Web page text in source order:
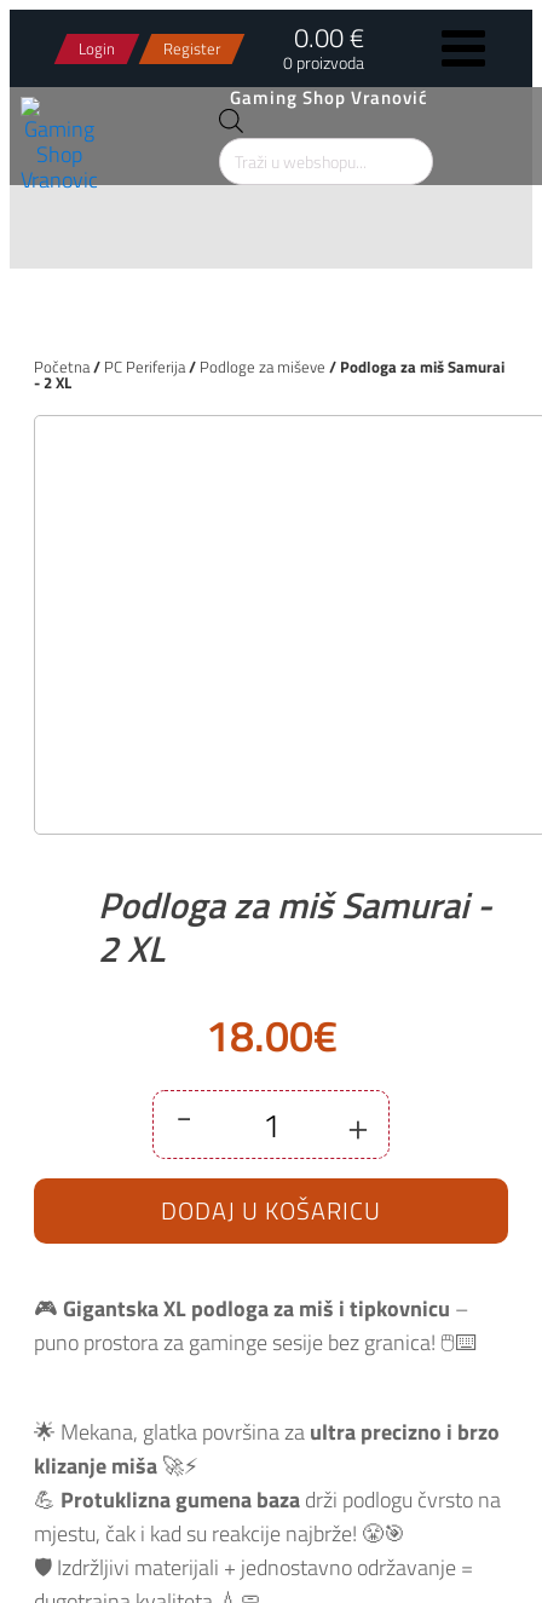
Login Register 0.00 €
0 proizvoda
Gaming Shop Vranović
Products
search
Početna/ PC Periferija/ Podloge za miševe / Podloga za miš Samurai
- 2 XL
Podloga za miš Samurai -
2 XL
18.00€
-
za
miš
-
2
XL
+
DODAJ U KOŠARICU
🎮Gigantska XL podloga za miš i tipkovnicu –
puno prostora za gaminge sesije bez granica! 🖱️⌨️
🌟 Mekana, glatka površina zaultra precizno i brzo
klizanje miša🚀⚡
💪 Protuklizna gumena bazadrži podlogu čvrsto na
mjestu, čak i kad su reakcije najbrže! 😤🎯
🛡️ Izdržljivi materijali + jednostavno održavanje =